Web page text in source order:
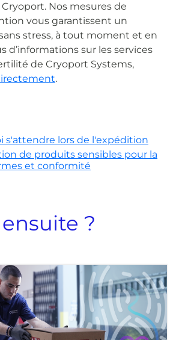
Nos mesures de
vous garantissent un
stress, à tout moment et en
d’informations sur les services
de Cryoport Systems,
.
s'attendre lors de l'expédition
de produits sensibles pour la
et conformité
?